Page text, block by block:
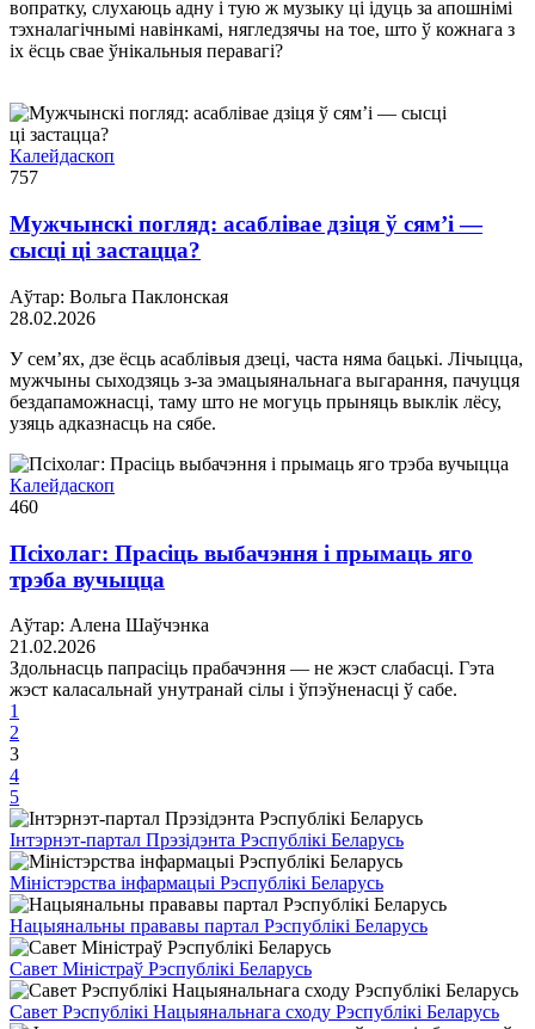
вопратку, слухаюць адну і тую ж музыку ці ідуць за апошнімі
тэхналагічнымі навінкамі, нягледзячы на тое, што ў кожнага з
іх ёсць свае ўнікальныя перавагі?
Калейдаскоп
757
Мужчынскі погляд: асаблівае дзіця ў сям’і —
сысці ці застацца?
Аўтар: Вольга Паклонская
28.02.2026
У сем’ях, дзе ёсць асаблівыя дзеці, часта няма бацькі. Лічыцца,
мужчыны сыходзяць з-за эмацыянальнага выгарання, пачуцця
бездапаможнасці, таму што не могуць прыняць выклік лёсу,
узяць адказнасць на сябе.
Калейдаскоп
460
Псіхолаг: Прасіць выбачэння і прымаць яго
трэба вучыцца
Аўтар: Алена Шаўчэнка
21.02.2026
Здольнасць папрасіць прабачэння — не жэст слабасці. Гэта
жэст каласальнай унутранай сілы і ўпэўненасці ў сабе.
1
2
3
4
5
Інтэрнэт-партал Прэзідэнта Рэспублікі Беларусь
Міністэрства інфармацыі Рэспублікі Беларусь
Нацыянальны прававы партал Рэспублікі Беларусь
Савет Міністраў Рэспублікі Беларусь
Савет Рэспублікі Нацыянальнага сходу Рэспублікі Беларусь